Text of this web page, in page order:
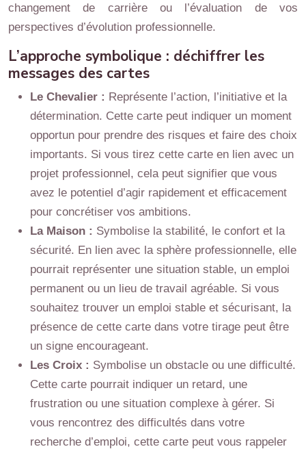
changement de carrière ou l’évaluation de vos
perspectives d’évolution professionnelle.
L’approche symbolique : déchiffrer les
messages des cartes
Le Chevalier : Représente l’action, l’initiative et la
détermination. Cette carte peut indiquer un moment
opportun pour prendre des risques et faire des choix
importants. Si vous tirez cette carte en lien avec un
projet professionnel, cela peut signifier que vous
avez le potentiel d’agir rapidement et efficacement
pour concrétiser vos ambitions.
La Maison : Symbolise la stabilité, le confort et la
sécurité. En lien avec la sphère professionnelle, elle
pourrait représenter une situation stable, un emploi
permanent ou un lieu de travail agréable. Si vous
souhaitez trouver un emploi stable et sécurisant, la
présence de cette carte dans votre tirage peut être
un signe encourageant.
Les Croix : Symbolise un obstacle ou une difficulté.
Cette carte pourrait indiquer un retard, une
frustration ou une situation complexe à gérer. Si
vous rencontrez des difficultés dans votre
recherche d’emploi, cette carte peut vous rappeler